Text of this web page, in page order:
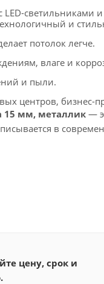
LED-
и
потолок легче.
влаге и
и пыли.
центров, бизнес-
15 мм, металлик —
в
цену, срок и